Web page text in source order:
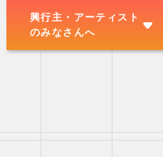
興行主・アーティスト
のみなさんへ